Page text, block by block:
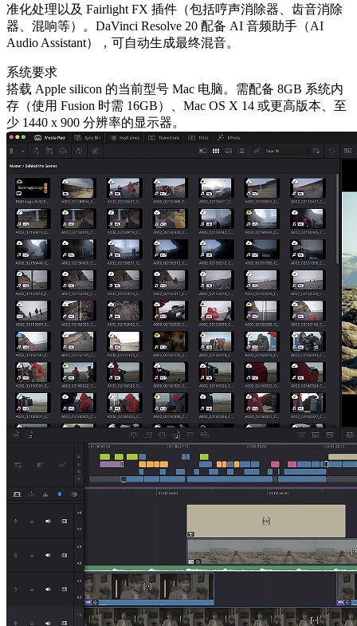
准化处理以及 Fairlight FX 插件（包括哼声消除器、齿音消除
器、混响等）。DaVinci Resolve 20 配备 AI 音频助手（AI
Audio Assistant），可自动生成最终混音。
系统要求
搭载 Apple silicon 的当前型号 Mac 电脑。需配备 8GB 系统内
存（使用 Fusion 时需 16GB）、Mac OS X 14 或更高版本、至
少 1440 x 900 分辨率的显示器。